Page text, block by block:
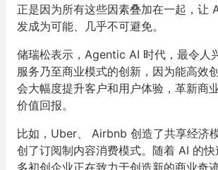
正是因为所有这些因素叠加在一起，让
发成为可能、几乎不可避免。
储瑞松表示，Agentic AI 时代，最令人
服务乃至商业模式的创新，因为能高效
会大幅度提升客户和用户体验，革新商
价值回报。
比如，Uber、 Airbnb 创造了共享经济
创了订阅制内容消费模式。随着 AI 的
多初创企业正在致力于创造新的商业奇